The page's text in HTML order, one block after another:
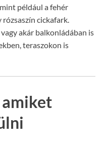
például a fehér
rózsaszín cickafark.
akár balkonládában is
teraszokon is